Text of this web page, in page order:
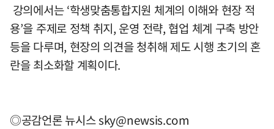
강의에서는 ‘학생맞춤통합지원 체계의 이해와 현장 적
용’을 주제로 정책 취지, 운영 전략, 협업 체계 구축 방안
등을 다루며, 현장의 의견을 청취해 제도 시행 초기의 혼
란을 최소화할 계획이다.
◎공감언론 뉴시스sky@newsis.com